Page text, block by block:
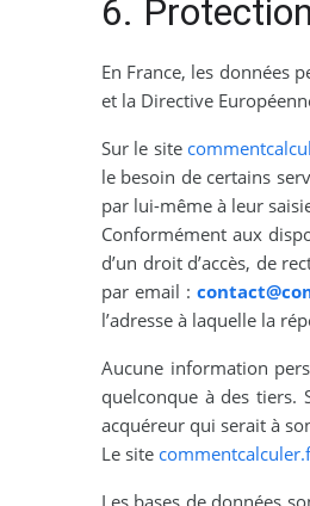
6.
En France, les données
et la Directive
Sur le site
le besoin de certains
par lui-même à leur
Conformément aux
d’un droit d’accès, de
par email :
l’adresse à laquelle la
Aucune information
quelconque à des tiers.
acquéreur qui serait à
Le site